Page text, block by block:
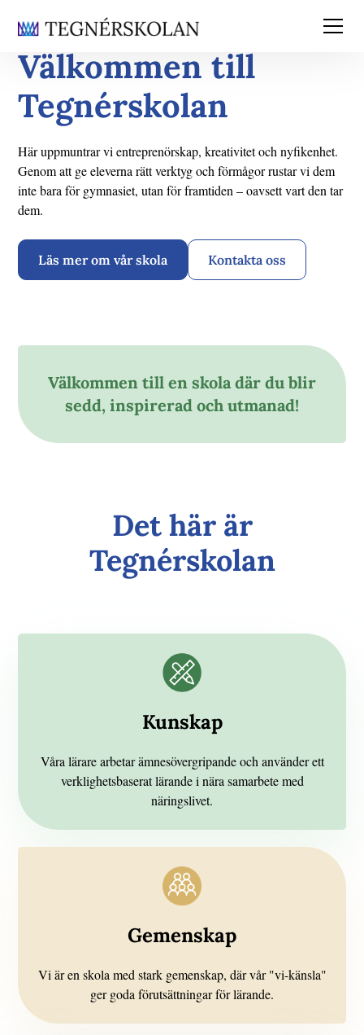
Välkommen till
Tegnérskolan
Här uppmuntrar vi entreprenörskap, kreativitet och nyfikenhet.
Genom att ge eleverna rätt verktyg och förmågor rustar vi dem
inte bara för gymnasiet, utan för framtiden – oavsett vart den tar
dem.
Läs mer om vår skola Kontakta oss
Välkommen till en skola där du blir
sedd, inspirerad och utmanad!
Det här är
Tegnérskolan
Kunskap
Våra lärare arbetar ämnesövergripande och använder ett
verklighetsbaserat lärande i nära samarbete med
näringslivet.
Gemenskap
Vi är en skola med stark gemenskap, där vår "vi-känsla"
ger goda förutsättningar för lärande.